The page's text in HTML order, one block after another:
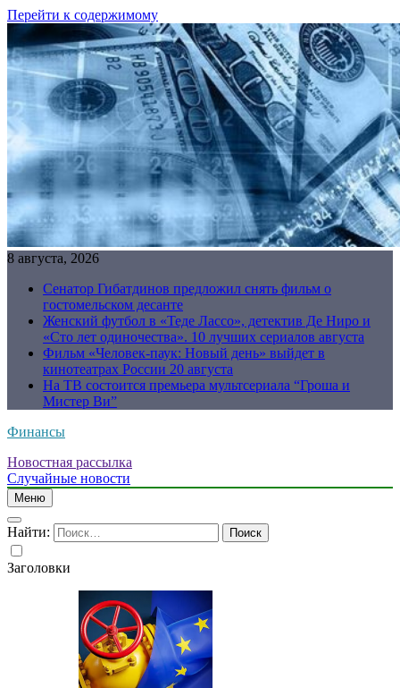
Перейти к содержимому
8 августа, 2026
Сенатор Гибатдинов предложил снять фильм о
гостомельском десанте
Женский футбол в «Теде Лассо», детектив Де Ниро и
«Сто лет одиночества». 10 лучших сериалов августа
Фильм «Человек-паук: Новый день» выйдет в
кинотеатрах России 20 августа
На ТВ состоится премьера мультсериала “Гроша и
Мистер Ви”
Финансы
Новостная рассылка
Случайные новости
Меню
Найти:
Заголовки